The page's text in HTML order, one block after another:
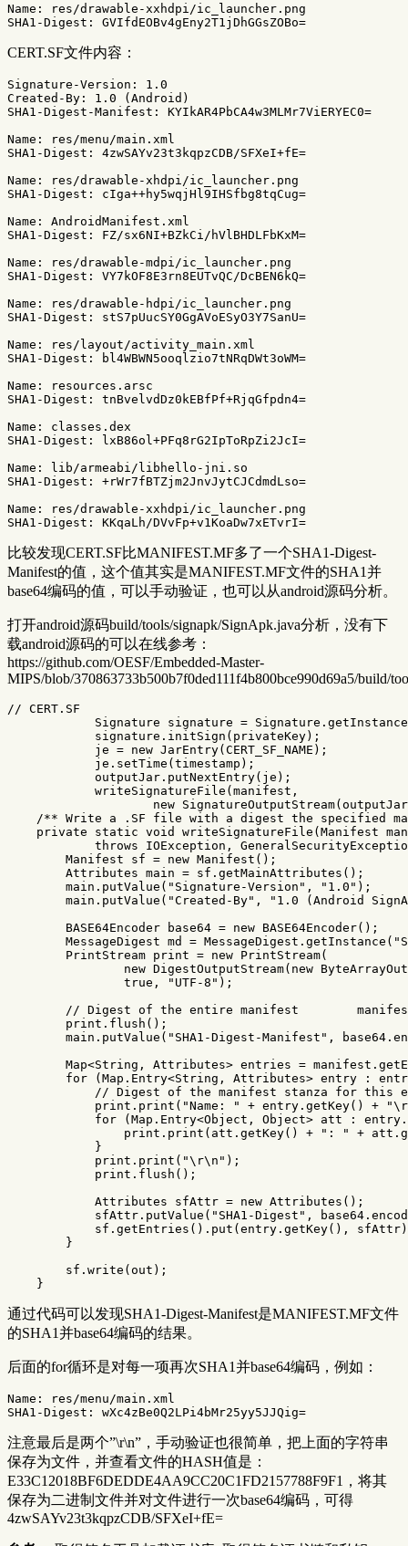
Name: res/drawable-xxhdpi/ic_launcher.png
CERT.SF文件内容：
Signature-Version: 1.0
Created-By: 1.0 (Android)
SHA1-Digest-Manifest: KYIkAR4PbCA4w3MLMr7ViERYEC0=
Name: res/menu/main.xml
SHA1-Digest: 4zwSAYv23t3kqpzCDB/SFXeI+fE=
Name: res/drawable-xhdpi/ic_launcher.png
SHA1-Digest: cIga++hy5wqjHl9IHSfbg8tqCug=
Name: AndroidManifest.xml
SHA1-Digest: FZ/sx6NI+BZkCi/hVlBHDLFbKxM=
Name: res/drawable-mdpi/ic_launcher.png
SHA1-Digest: VY7kOF8E3rn8EUTvQC/DcBEN6kQ=
Name: res/drawable-hdpi/ic_launcher.png
SHA1-Digest: stS7pUucSY0GgAVoESyO3Y7SanU=
Name: res/layout/activity_main.xml
SHA1-Digest: bl4WBWN5ooqlzio7tNRqDWt3oWM=
Name: resources.arsc
SHA1-Digest: tnBvelvdDz0kEBfPf+RjqGfpdn4=
Name: classes.dex
SHA1-Digest: lxB86ol+PFq8rG2IpToRpZi2JcI=
Name: lib/armeabi/libhello-jni.so
SHA1-Digest: +rWr7fBTZjm2JnvJytCJCdmdLso=
Name: res/drawable-xxhdpi/ic_launcher.png
比较发现CERT.SF比MANIFEST.MF多了一个SHA1-Digest-
Manifest的值，这个值其实是MANIFEST.MF文件的SHA1并
base64编码的值，可以手动验证，也可以从android源码分析。
打开android源码build/tools/signapk/SignApk.java分析，没有下
载android源码的可以在线参考：
https://github.com/OESF/Embedded-Master-
MIPS/blob/370863733b500b7f0ded111f4b800bce990d69a5/build/
// CERT.SF
Signature
signature = Signature . getInstance
signature . initSign ( privateKey);
je = new JarEntry( CERT_SF_NAME );
je . setTime ( timestamp );
outputJar . putNextEntry( je );
writeSignatureFile ( manifest ,
new SignatureOutputStream( outputJar
/** Write a .SF file with a digest the specified
private
static void writeSignatureFile ( Manifest
throws
IOException ,
Manifest
sf = new Manifest ();
Attributes main = sf . getMainAttributes ();
main . putValue ( "Signature-Version" , "1.0" );
main . putValue ( "Created-By" ,
"1.0 (Android
BASE64Encoder
base64 = new BASE64Encoder();
MessageDigest md = MessageDigest . getInstance (
PrintStream print = new PrintStream(
new DigestOutputStream( new
true , "UTF-8" );
// Digest of the entire manifest
print . flush ();
main . putValue ( "SHA1-Digest-Manifest" , base64 .
Map<String , Attributes> entries = manifest .
for
( Map . Entry<String , Attributes> entry :
// Digest of the manifest stanza for this
print . print ( "Name: " + entry . getKey() +
for
( Map . Entry<Object , Object> att : entry .
print . print ( att . getKey() + ": " + att .
}
print . print ( "\r\n" );
print . flush ();
Attributes
sfAttr = new Attributes ();
sfAttr . putValue ( "SHA1-Digest" , base64 .
sf . getEntries (). put ( entry . getKey(), sfAttr
}
sf . write ( out );
}
通过代码可以发现SHA1-Digest-Manifest是MANIFEST.MF文件
的SHA1并base64编码的结果。
后面的for循环是对每一项再次SHA1并base64编码，例如：
Name: res/menu/main.xml
注意最后是两个”\r\n”，手动验证也很简单，把上面的字符串
保存为文件，并查看文件的HASH值是：
E33C12018BF6DEDDE4AA9CC20C1FD2157788F9F1，将其
保存为二进制文件并对文件进行一次base64编码，可得
4zwSAYv23t3kqpzCDB/SFXeI+fE=